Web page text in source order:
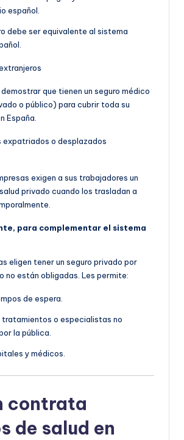
español.
debe ser equivalente al sistema
que tienen un seguro médico
o público) para cubrir toda su
España.
expatriados o desplazados
exigen a sus trabajadores un
privado cuando los trasladan a
para complementar el sistema
eligen tener un seguro privado por
no están obligadas. Les permite:
de espera.
tratamientos o especialistas no
la pública.
y médicos.
contrata
de salud en